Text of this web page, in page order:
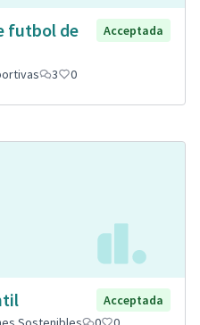
futbol de
Acceptada
3 0
Acceptada